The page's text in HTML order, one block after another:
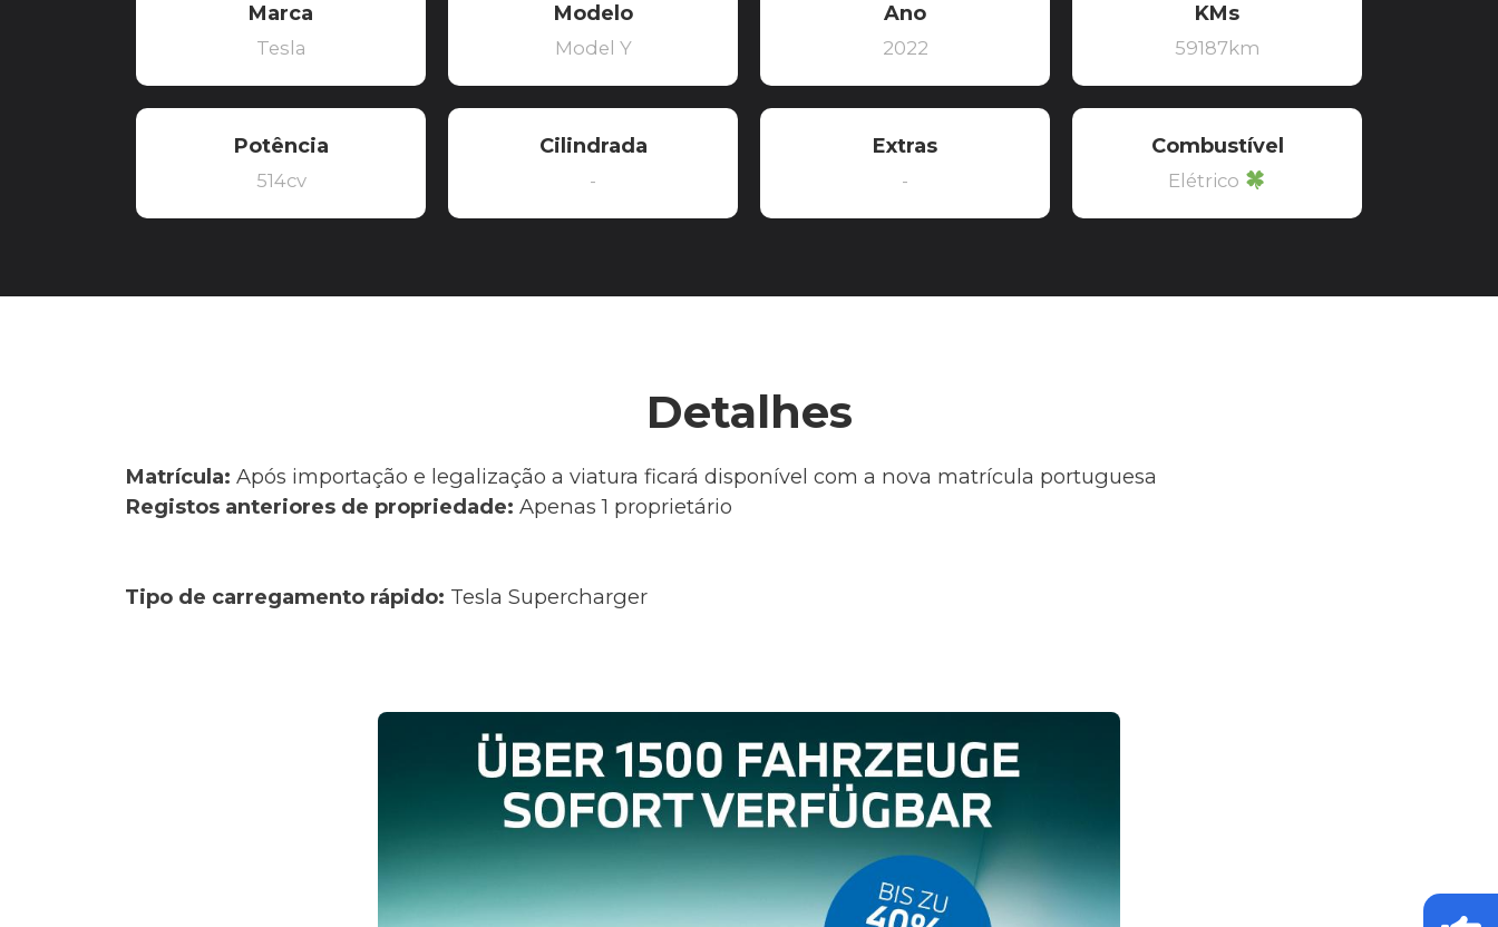
Marca
Tesla
Modelo
Model Y
Ano
2022
KMs
59187km
Potência
514cv
Cilindrada
-
Extras
-
Combustível
Elétrico
Detalhes
Matrícula: Após importação e legalização a viatura ficará disponível com a nova matrícula portuguesa
Registos anteriores de propriedade: Apenas 1 proprietário
Tipo de carregamento rápido: Tesla Supercharger